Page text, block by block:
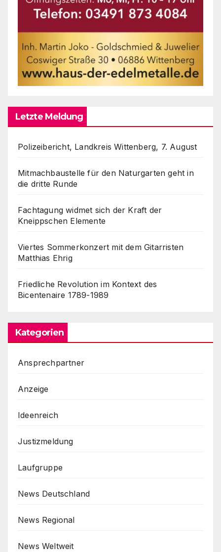
Letzte Meldung
Polizeibericht, Landkreis Wittenberg, 7. August
Mitmachbaustelle für den Naturgarten geht in
die dritte Runde
Fachtagung widmet sich der Kraft der
Kneippschen Elemente
Viertes Sommerkonzert mit dem Gitarristen
Matthias Ehrig
Friedliche Revolution im Kontext des
Bicentenaire 1789-1989
Kategorien
Ansprechpartner
Anzeige
Ideenreich
Justizmeldung
Laufgruppe
News Deutschland
News Regional
News Weltweit